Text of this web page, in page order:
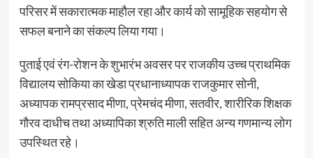
परिसर में सकारात्मक माहौल रहा और कार्य को सामूहिक सहयोग से
सफल बनाने का संकल्प लिया गया।
पुताई एवं रंग-रोशन के शुभारंभ अवसर पर राजकीय उच्च प्राथमिक
विद्यालय सोकिया का खेडा प्रधानाध्यापक राजकुमार सोनी,
अध्यापक रामप्रसाद मीणा, प्रेमचंद मीणा, सतवीर, शारीरिक शिक्षक
गौरव दाधीच तथा अध्यापिका श्रुति माली सहित अन्य गणमान्य लोग
उपस्थित रहे।